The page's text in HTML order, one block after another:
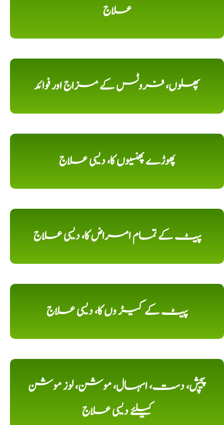
علاج
پھلوں، فروٹس کے مزاج اور فوائد
پھوڑے پھنسیوں کا، دیسی علاج
پیٹ کے تمام امراض کا، دیسی علاج
پیٹ کے کیڑ وں کا، دیسی علاج
پیچش، دست، اسہال، موشن، لوز موشن
کیلئے دیسی علاج